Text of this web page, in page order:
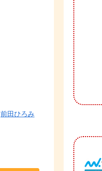
前田ひろみ